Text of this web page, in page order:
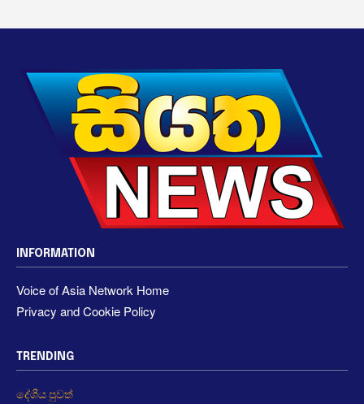
INFORMATION
Voice of Asia Network Home
Privacy and Cookie Policy
TRENDING
දේශීය පුවත්